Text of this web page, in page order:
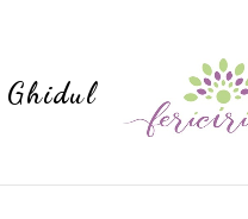
Ghidul